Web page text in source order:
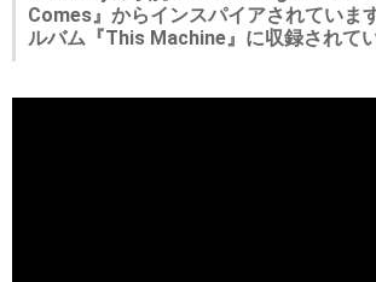
Comes』からインスパイアされていま
ルバム『This Machine』に収録されて